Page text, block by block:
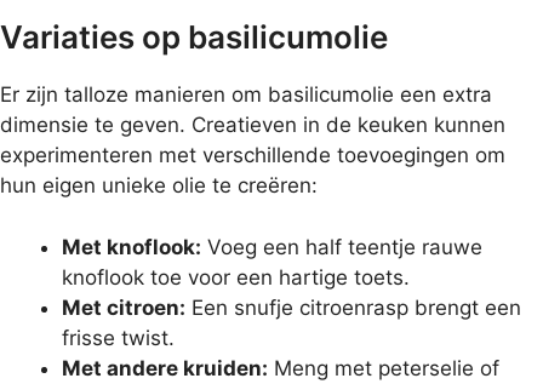
Variaties op basilicumolie
Er zijn talloze manieren om basilicumolie een extra
dimensie te geven. Creatieven in de keuken kunnen
experimenteren met verschillende toevoegingen om
hun eigen unieke olie te creëren:
Met knoflook: Voeg een half teentje rauwe
knoflook toe voor een hartige toets.
Met citroen: Een snufje citroenrasp brengt een
frisse twist.
Met andere kruiden: Meng met peterselie of